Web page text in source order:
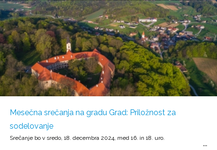
Mesečna srečanja na gradu Grad: Priložnost za
sodelovanje
Srečanje bo v sredo, 18. decembra 2024, med 16. in 18. uro.